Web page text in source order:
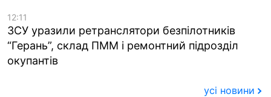
12:11
ЗСУ уразили ретранслятори безпілотників
“Герань”, склад ПММ і ремонтний підрозділ
окупантів
усі новини